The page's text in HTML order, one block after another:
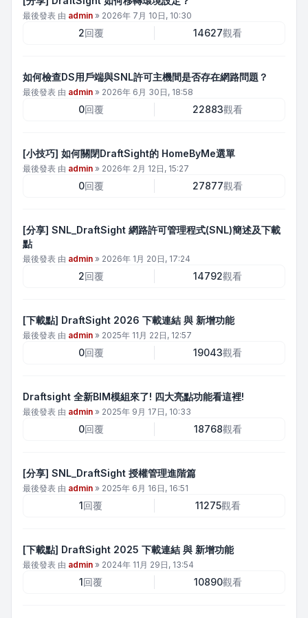
最後發表 由 admin » 2026年 7月 10日, 10:30
2回覆 14627觀看
如何檢查DS用戶端與SNL許可主機間是否存在網路問題？
最後發表 由 admin » 2026年 6月 30日, 18:58
0回覆 22883觀看
[小技巧] 如何關閉DraftSight的 HomeByMe選單
最後發表 由 admin » 2026年 2月 12日, 15:27
0回覆 27877觀看
[分享] SNL_DraftSight 網路許可管理程式(SNL)簡述及下載
點
最後發表 由 admin » 2026年 1月 20日, 17:24
2回覆 14792觀看
[下載點] DraftSight 2026 下載連結 與 新增功能
最後發表 由 admin » 2025年 11月 22日, 12:57
0回覆 19043觀看
Draftsight 全新BIM模組來了! 四大亮點功能看這裡!
最後發表 由 admin » 2025年 9月 17日, 10:33
0回覆 18768觀看
[分享] SNL_DraftSight 授權管理進階篇
最後發表 由 admin » 2025年 6月 16日, 16:51
1回覆 11275觀看
[下載點] DraftSight 2025 下載連結 與 新增功能
最後發表 由 admin » 2024年 11月 29日, 13:54
1回覆 10890觀看